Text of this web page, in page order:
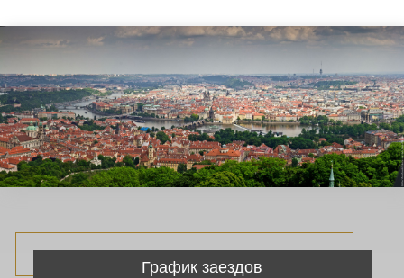
График заездов